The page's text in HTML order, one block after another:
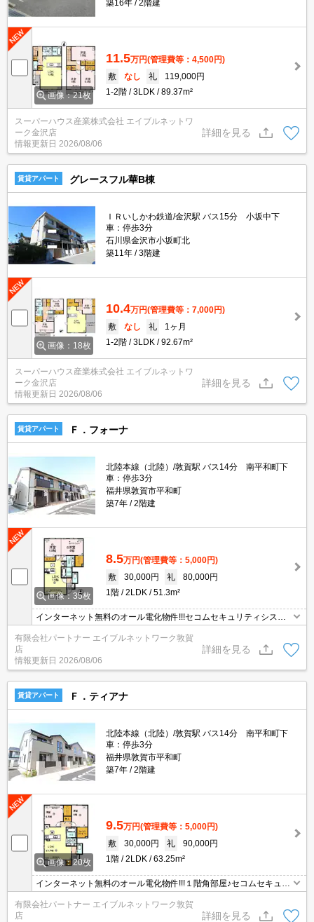
築16年 2階建
画像：21枚
11.5万円(管理費等：4,500円)
敷
なし 礼
119,000円
1-2階
3LDK 89.37m²
スーパーハウス産業株式会社 エイブルネットワ
ーク金沢店
情報更新日 2026/08/06
詳細を見る
賃貸アパート グレースフル華B棟
ＩＲいしかわ鉄道/金沢駅 バス15分 小坂中下
車：停歩3分
石川県金沢市小坂町北
築11年
3階建
画像：18枚
10.4万円(管理費等：7,000円)
敷
なし 礼
1ヶ月
1-2階
3LDK 92.67m²
スーパーハウス産業株式会社 エイブルネットワ
ーク金沢店
情報更新日 2026/08/06
詳細を見る
賃貸アパート Ｆ．フォーナ
北陸本線（北陸）/敦賀駅 バス14分 南平和町下
車：停歩3分
福井県敦賀市平和町
築7年
2階建
画像：35枚
8.5万円(管理費等：5,000円)
敷
30,000円 礼
80,000円
1階
2LDK 51.3m²
インターネット無料のオール電化物件!!!セコムセキュリティシステ
ム、ＩＨ調理器、全室エアコン、追焚機能/浴室乾燥機付き一坪浴
室、ウォークインクローゼット、室内物干し、外物置、専用ゴミ置
場あり♪人気物件のため、お問い合わせはお早めに♪室内写真は１０
２号室です。
有限会社パートナー エイブルネットワーク敦賀
店
情報更新日 2026/08/06
詳細を見る
賃貸アパート Ｆ．ティアナ
北陸本線（北陸）/敦賀駅 バス14分 南平和町下
車：停歩3分
福井県敦賀市平和町
築7年
2階建
画像：20枚
9.5万円(管理費等：5,000円)
敷
30,000円 礼
90,000円
1階
2LDK 63.25m²
インターネット無料のオール電化物件!!!１階角部屋♪セコムセキュリ
ティシステム、照明器具、IH調理器、全室エアコン、追焚機能/浴室
乾燥機付き一坪浴室、外物置、専用ゴミ置場あり♪
有限会社パートナー エイブルネットワーク敦賀
店
詳細を見る